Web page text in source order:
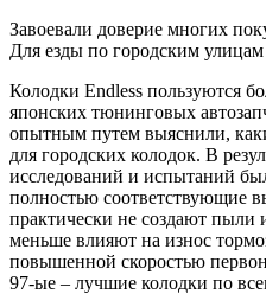
Завоевали доверие многих
Для езды по городским
Колодки Endless пользуются
японских тюнинговых
опытным путем выяснили,
для городских колодок. В
исследований и испытаний
полностью соответствующие
практически не создают
меньше влияют на износ
повышенной скоростью
97-ые – лучшие колодки по